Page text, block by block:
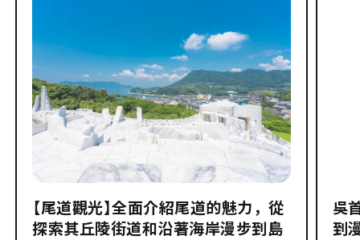
【尾道觀光】全面介紹尾道的魅力，從
探索其丘陵街道和沿著海岸漫步到島
吳
到